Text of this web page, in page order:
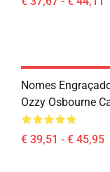
Nomes
Ozzy Osbourne
€ 39,51 - € 45,95